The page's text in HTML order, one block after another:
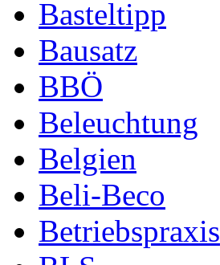
Basteltipp
Bausatz
BBÖ
Beleuchtung
Belgien
Beli-Beco
Betriebspraxis